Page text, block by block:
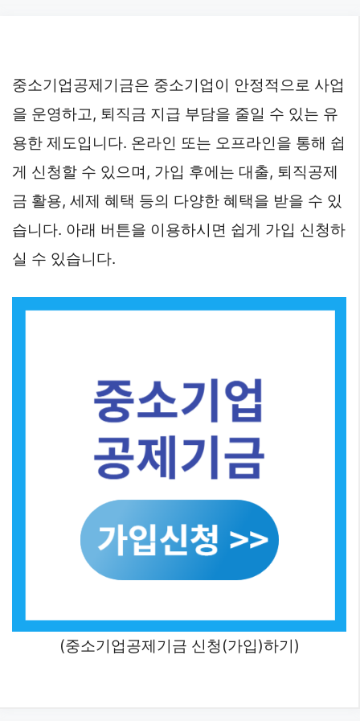
중소기업공제기금은 중소기업이 안정적으로 사업
을 운영하고, 퇴직금 지급 부담을 줄일 수 있는 유
용한 제도입니다. 온라인 또는 오프라인을 통해 쉽
게 신청할 수 있으며, 가입 후에는 대출, 퇴직공제
금 활용, 세제 혜택 등의 다양한 혜택을 받을 수 있
습니다. 아래 버튼을 이용하시면 쉽게 가입 신청하
실 수 있습니다.
(중소기업공제기금 신청(가입)하기)